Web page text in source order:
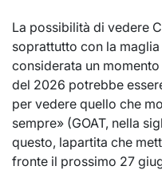
La possibilità di vedere
soprattutto con la
considerata un
del 2026 potrebbe
per vedere quello che
sempre» (GOAT, nella
questo, lapartita che
fronte il prossimo 27